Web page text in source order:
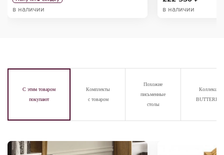
в наличии в наличии
С этим товаром
покупают
Комплекты
с товаром
Похожие
письменные
столы
Коллекция
BUTTERFLY